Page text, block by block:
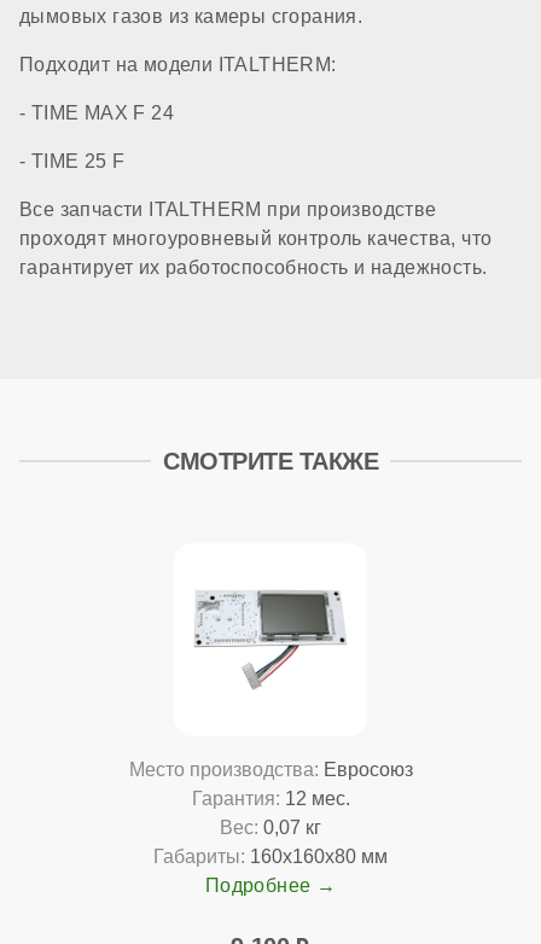
дымовых газов из камеры сгорания.
Подходит на модели ITALTHERM:
- TIME MAX F 24
- TIME 25 F
Все запчасти ITALTHERM при производстве
проходят многоуровневый контроль качества, что
гарантирует их работоспособность и надежность.
СМОТРИТЕ ТАКЖЕ
Место производства: Евросоюз
Гарантия: 12 мес.
Вес: 0,07 кг
Габариты: 160x160x80 мм
Подробнее